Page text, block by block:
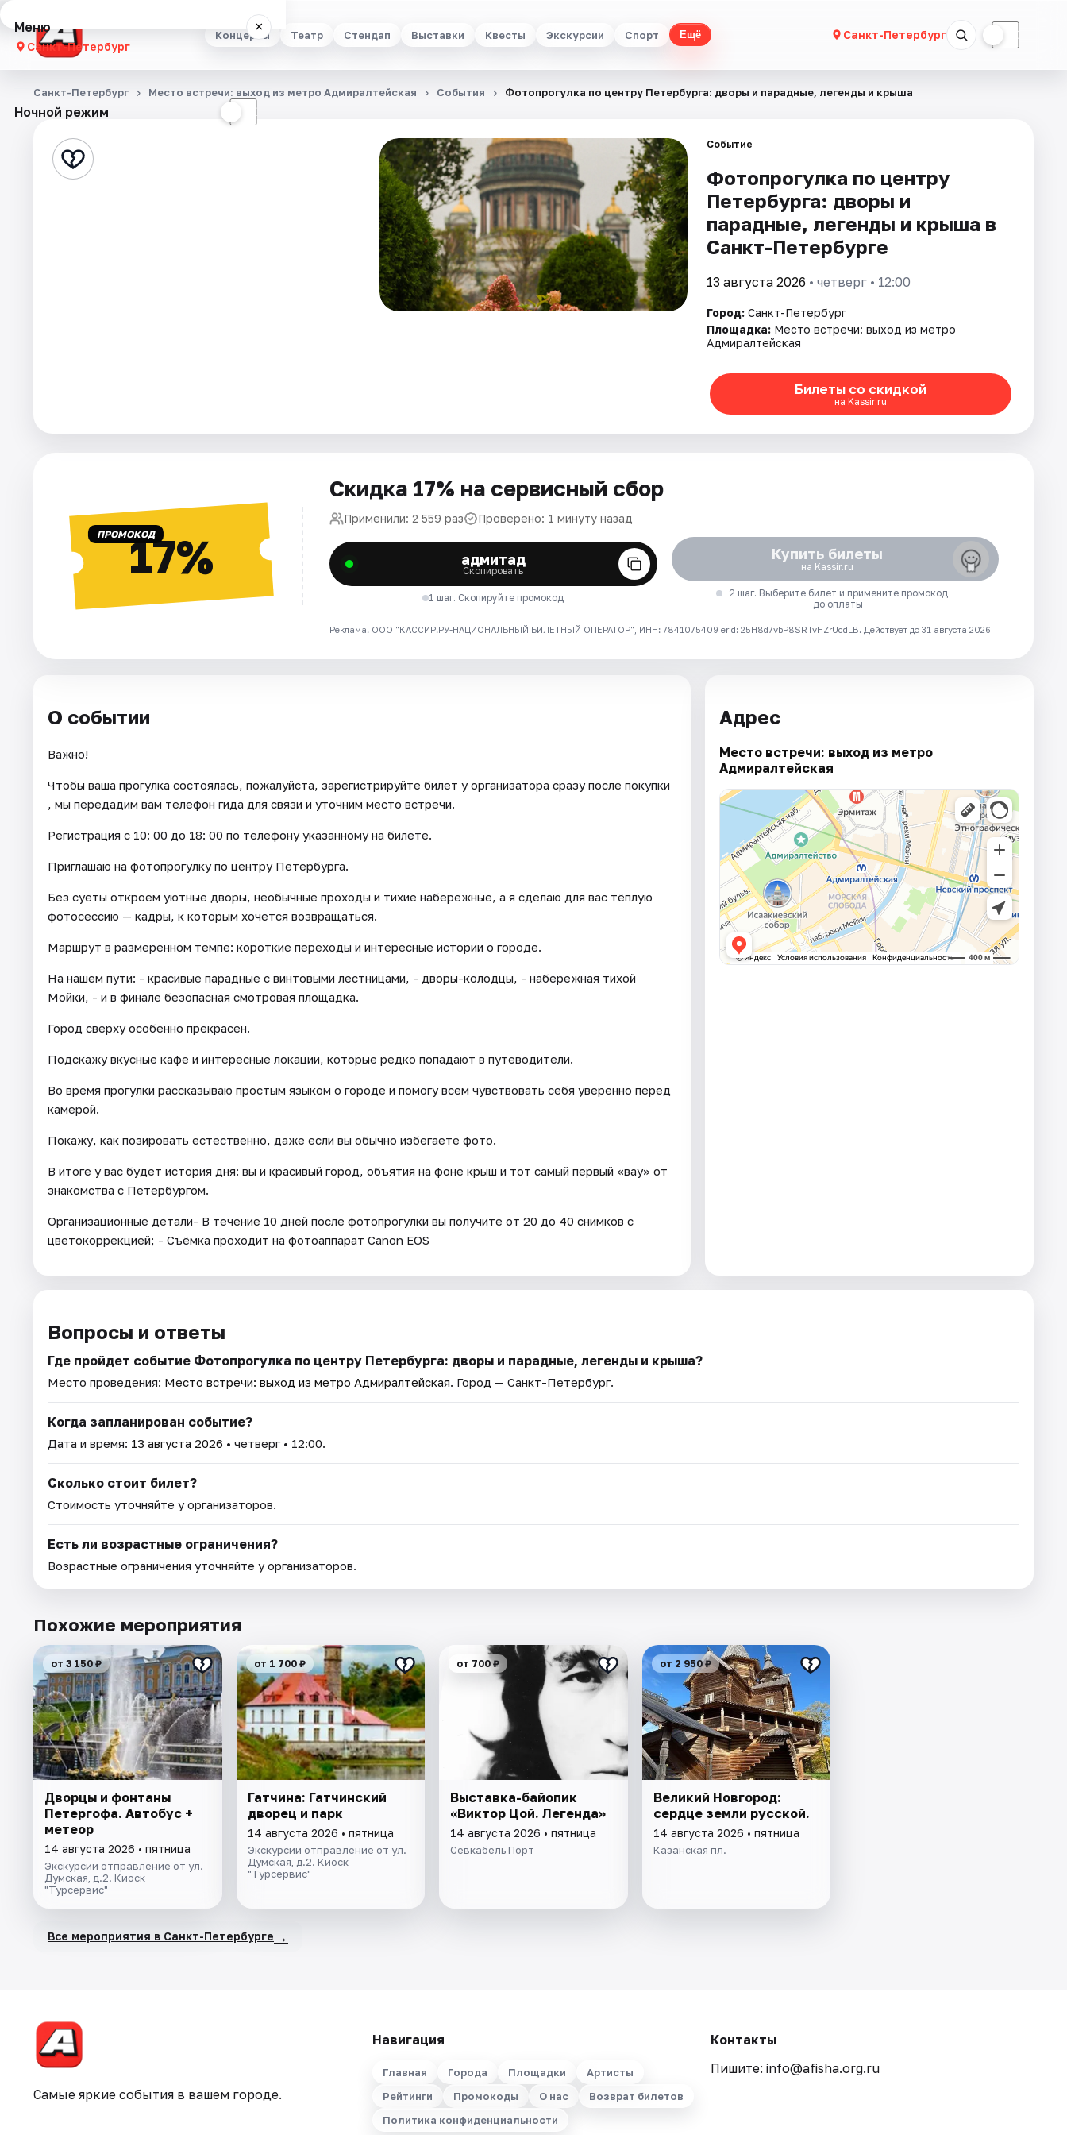
Концерты Театр Стендап Выставки Квесты Экскурсии Спорт Ещё Санкт-Петербург ☾
Меню ×
Санкт-Петербург
Концерты
Стендап
Площадки
Ночной режим ☾
Санкт-Петербург Место встречи: выход из метро Адмиралтейская События Фотопрогулка по центру Петербурга: дворы и парадные, легенды и крыша
Событие
Фотопрогулка по центру
Петербурга: дворы и
парадные, легенды и крыша в
Санкт-Петербурге
13 августа 2026 • четверг • 12:00
Город: Санкт-Петербург
Площадка: Место встречи: выход из метро
Адмиралтейская
Билеты со скидкой
на Kassir.ru
ПРОМОКОД17%
Скидка 17% на сервисный сбор
Применили: 2 559 раз Проверено: 1 минуту назад
адмитад
Скопировать
1 шаг. Скопируйте промокод
Купить билеты
на Kassir.ru
2 шаг. Выберите билет и примените промокод
до оплаты
Реклама. ООО "КАССИР.РУ-НАЦИОНАЛЬНЫЙ БИЛЕТНЫЙ ОПЕРАТОР", ИНН: 7841075409 erid: 25H8d7vbP8SRTvHZrUcdLB. Действует до 31 августа 2026
О событии
Важно!
Чтобы ваша прогулка состоялась, пожалуйста, зарегистрируйте билет у организатора сразу после покупки
, мы передадим вам телефон гида для связи и уточним место встречи.
Регистрация с 10: 00 до 18: 00 по телефону указанному на билете.
Приглашаю на фотопрогулку по центру Петербурга.
Без суеты откроем уютные дворы, необычные проходы и тихие набережные, а я сделаю для вас тёплую
фотосессию — кадры, к которым хочется возвращаться.
Маршрут в размеренном темпе: короткие переходы и интересные истории о городе.
На нашем пути: - красивые парадные с винтовыми лестницами, - дворы-колодцы, - набережная тихой
Мойки, - и в финале безопасная смотровая площадка.
Город сверху особенно прекрасен.
Подскажу вкусные кафе и интересные локации, которые редко попадают в путеводители.
Во время прогулки рассказываю простым языком о городе и помогу всем чувствовать себя уверенно перед
камерой.
Покажу, как позировать естественно, даже если вы обычно избегаете фото.
В итоге у вас будет история дня: вы и красивый город, объятия на фоне крыш и тот самый первый «вау» от
знакомства с Петербургом.
Организационные детали- В течение 10 дней после фотопрогулки вы получите от 20 до 40 снимков с
цветокоррекцией; - Съёмка проходит на фотоаппарат Canon EOS
Адрес
Место встречи: выход из метро
Адмиралтейская
Вопросы и ответы
Где пройдет событие Фотопрогулка по центру Петербурга: дворы и парадные, легенды и крыша?
Место проведения: Место встречи: выход из метро Адмиралтейская. Город — Санкт-Петербург.
Когда запланирован событие?
Дата и время: 13 августа 2026 • четверг • 12:00.
Сколько стоит билет?
Стоимость уточняйте у организаторов.
Есть ли возрастные ограничения?
Возрастные ограничения уточняйте у организаторов.
Похожие мероприятия
от 3 150 ₽
Дворцы и фонтаны
Петергофа. Автобус +
метеор
14 августа 2026 • пятница
Экскурсии отправление от ул.
Думская, д.2. Киоск
"Турсервис"
от 1 700 ₽
Гатчина: Гатчинский
дворец и парк
14 августа 2026 • пятница
Экскурсии отправление от ул.
Думская, д.2. Киоск
"Турсервис"
от 700 ₽
Выставка-байопик
«Виктор Цой. Легенда»
14 августа 2026 • пятница
Севкабель Порт
от 2 950 ₽
Великий Новгород:
сердце земли русской.
14 августа 2026 • пятница
Казанская пл.
Все мероприятия в Санкт-Петербурге →
Самые яркие события в вашем городе.
Навигация
Главная Города Площадки
Артисты
Рейтинги
Промокоды О нас
Возврат билетов
Политика конфиденциальности
Контакты
Пишите: info@afisha.org.ru